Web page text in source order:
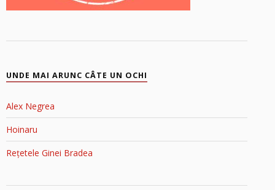
UNDE MAI ARUNC CÂTE UN OCHI
Alex Negrea
Hoinaru
Rețetele Ginei Bradea